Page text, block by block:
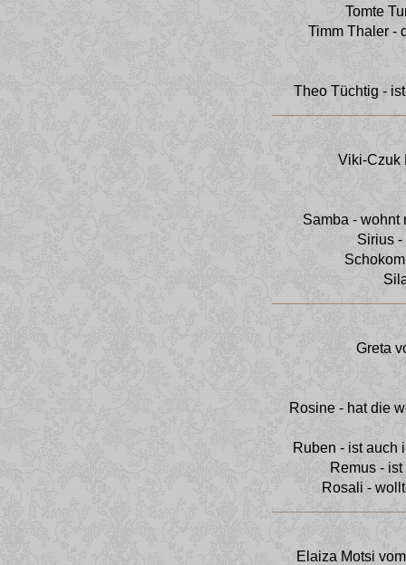
Tomte
Timm Thaler -
Theo Tüchtig -
Viki-Czuk
Samba - wohnt
Sirius -
Greta
Rosine - hat die
Ruben - ist auch
Remus -
Rosali -
Elaiza Motsi